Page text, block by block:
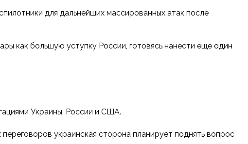
для дальнейших массированных атак после
как большую уступку России, готовясь нанести еще один
Украины, России и США.
украинская сторона планирует поднять вопрос